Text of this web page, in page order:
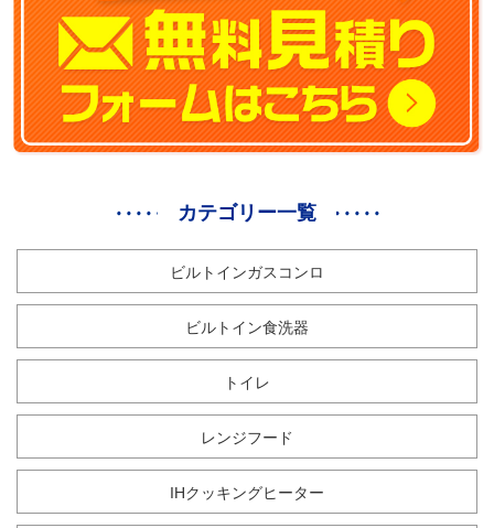
カテゴリー一覧
ビルトインガスコンロ
ビルトイン食洗器
トイレ
レンジフード
IHクッキングヒーター